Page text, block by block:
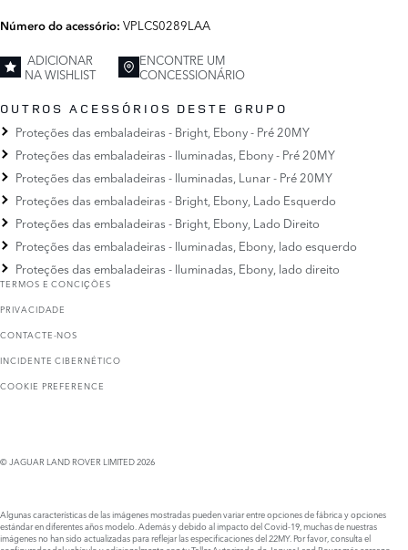
Número do acessório: VPLCS0289LAA
ADICIONAR
NA WISHLIST
ENCONTRE UM
CONCESSIONÁRIO
OUTROS ACESSÓRIOS DESTE GRUPO
Proteções das embaladeiras - Bright, Ebony - Pré 20MY
Proteções das embaladeiras - Iluminadas, Ebony - Pré 20MY
Proteções das embaladeiras - Iluminadas, Lunar - Pré 20MY
Proteções das embaladeiras - Bright, Ebony, Lado Esquerdo
Proteções das embaladeiras - Bright, Ebony, Lado Direito
Proteções das embaladeiras - Iluminadas, Ebony, lado esquerdo
Proteções das embaladeiras - Iluminadas, Ebony, lado direito
TERMOS E CONCIҪÕES
PRIVACIDADE
CONTACTE-NOS
INCIDENTE CIBERNÉTICO
COOKIE PREFERENCE
© JAGUAR LAND ROVER LIMITED 2026
Algunas características de las imágenes mostradas pueden variar entre opciones de fábrica y opciones
estándar en diferentes años modelo. Además y debido al impacto del Covid-19, muchas de nuestras
imágenes no han sido actualizadas para reflejar las especificaciones del 22MY. Por favor, consulta el